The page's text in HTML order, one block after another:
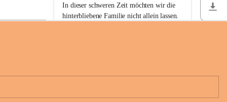
e
n
a
In dieser schweren Zeit möchten wir die
hinterbliebene Familie nicht allein lassen.
Unterstützung, ihre Hilfsbereitschaft und
n
a